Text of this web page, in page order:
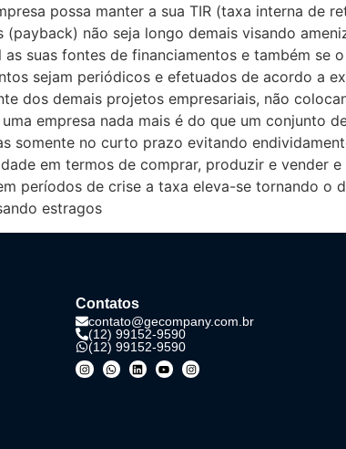
possa manter a sua TIR (taxa interna de
não seja longo demais visando
suas fontes de financiamentos e também se
sejam periódicos e efetuados de acordo a
dos demais projetos empresariais, não
empresa nada mais é do que um conjunto
somente no curto prazo evitando
em termos de comprar, produzir e vender
períodos de crise a taxa eleva-se tornando o
estragos
Contatos
contato@gecompany.com.br
(12) 99152-9590
(12) 99152-9590